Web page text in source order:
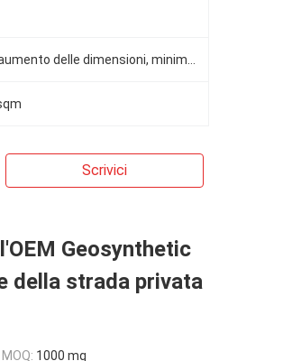
Scrivici
Geosynthetic
della strada privata
MOQ: 1000 mq